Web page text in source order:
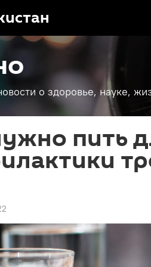
о здоровье, науке,
пить